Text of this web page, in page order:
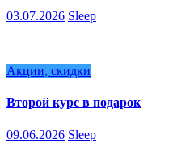
03.07.2026 Sleep
Акции, скидки
Второй курс в подарок
09.06.2026 Sleep